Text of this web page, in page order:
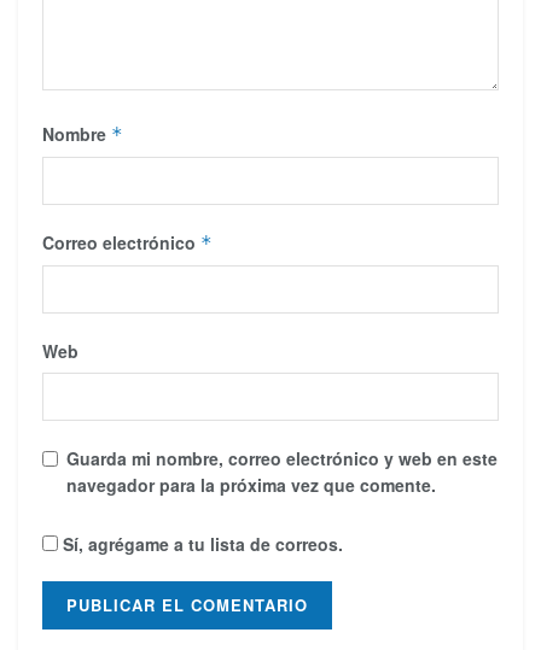
Nombre *
Correo electrónico *
Web
Guarda mi nombre, correo electrónico y web en este
navegador para la próxima vez que comente.
Sí, agrégame a tu lista de correos.